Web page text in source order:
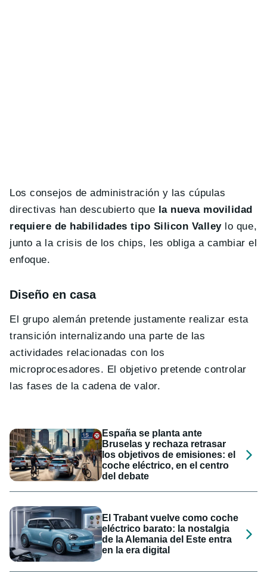
Los consejos de administración y las cúpulas
directivas han descubierto que la nueva movilidad
requiere de habilidades tipo Silicon Valleylo que,
junto a la crisis de los chips, les obliga a cambiar el
enfoque.
Diseño en casa
El grupo alemán pretende justamente realizar esta
transición internalizando una parte de las
actividades relacionadas con los
microprocesadores. El objetivo pretende controlar
las fases de la cadena de valor.
España se planta ante
Bruselas y rechaza retrasar
los objetivos de emisiones: el
coche eléctrico, en el centro
del debate
El Trabant vuelve como coche
eléctrico barato: la nostalgia
de la Alemania del Este entra
en la era digital